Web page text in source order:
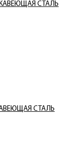
СТАЛЬ
СТАЛЬ